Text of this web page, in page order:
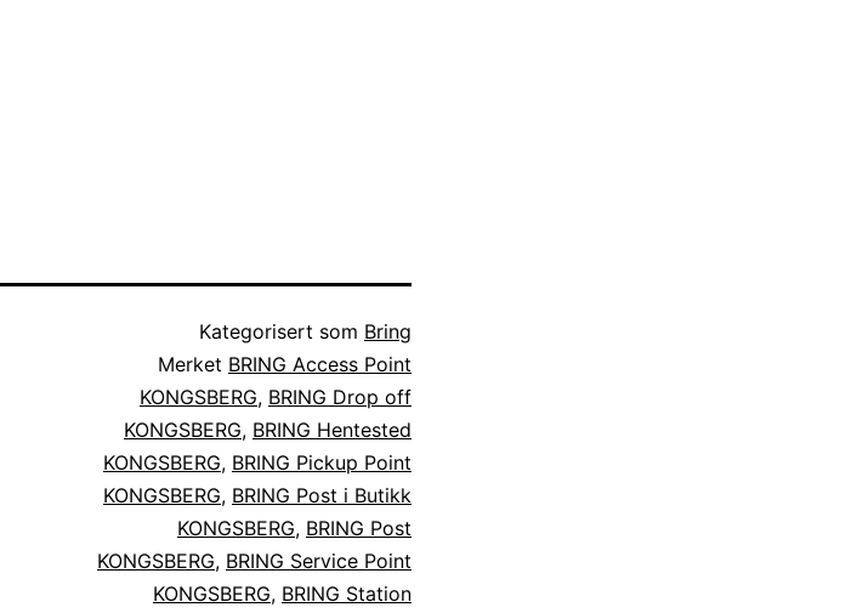
Kategorisert som Bring
Merket BRING Access Point
KONGSBERG, BRING Drop off
KONGSBERG, BRING Hentested
KONGSBERG, BRING Pickup Point
KONGSBERG, BRING Post i Butikk
KONGSBERG, BRING Post
KONGSBERG, BRING Service Point
KONGSBERG, BRING Station